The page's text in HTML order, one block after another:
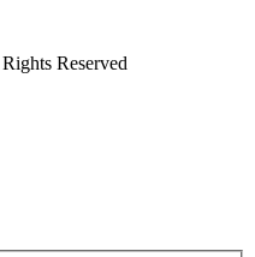
Reserved